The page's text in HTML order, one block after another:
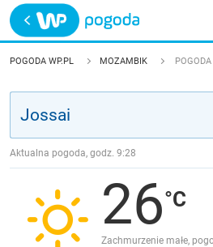
Trwa ładowanie
POLSKA
JAKOŚĆ POWIETRZA
POGODA WP.PL MOZAMBIK
Aktualna pogoda, godz. 9:28
26
Zachmurzenie małe,